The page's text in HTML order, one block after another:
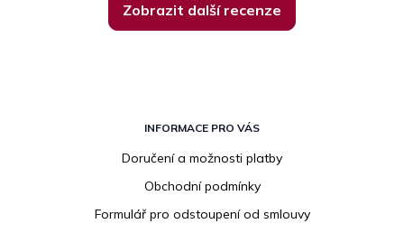
Zobrazit další recenze
INFORMACE PRO VÁS
Doručení a možnosti platby
Obchodní podmínky
Formulář pro odstoupení od smlouvy